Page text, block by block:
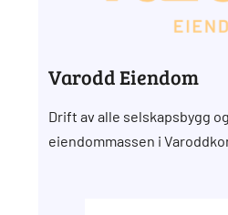
Varodd Eiendom
Drift av alle selskapsbygg
eiendommassen i